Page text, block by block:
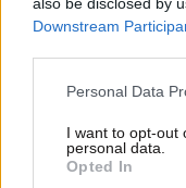
Downstream
Please note that this
not limited to your
grant or deny
use your data for
Personal Data
I want to opt-out
personal data.
Opted In
σεβαστή απο αυτή
Απαντήστε
Γκιοζης Καρας
LIFESTYLE08·08·2026
Εριέττα
φιλιά με τον
ευτυχίας